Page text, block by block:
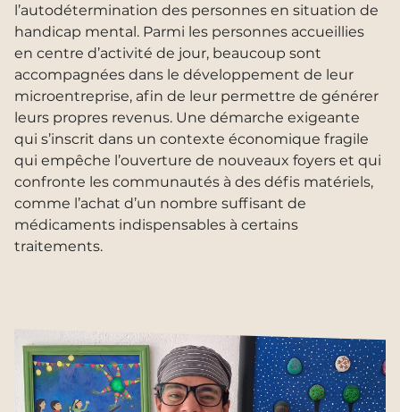
l’autodétermination des personnes en situation de
handicap mental. Parmi les personnes accueillies
en centre d’activité de jour, beaucoup sont
accompagnées dans le développement de leur
microentreprise, afin de leur permettre de générer
leurs propres revenus. Une démarche exigeante
qui s’inscrit dans un contexte économique fragile
qui empêche l’ouverture de nouveaux foyers et qui
confronte les communautés à des défis matériels,
comme l’achat d’un nombre suffisant de
médicaments indispensables à certains
traitements.